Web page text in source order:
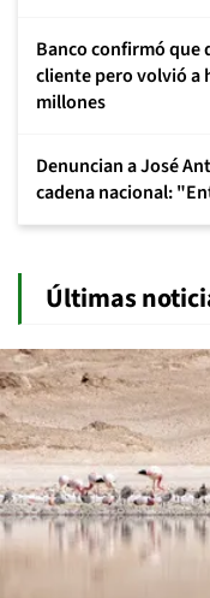
Banco confirmó que
cliente pero volvió a
millones
Denuncian a José
cadena nacional:
Últimas